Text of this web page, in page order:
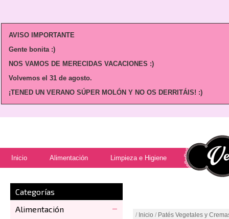
AVISO IMPORTANTE
Gente bonita :)
NOS VAMOS DE MERECIDAS VACACIONES :)
Volvemos el 31 de agosto.
¡TENED UN VERANO SÚPER MOLÓN Y NO OS DERRITÁIS! :)
Inicio Alimentación Limpieza e Higiene
Categorías
Alimentación
/ Inicio / Patés Vegetales y